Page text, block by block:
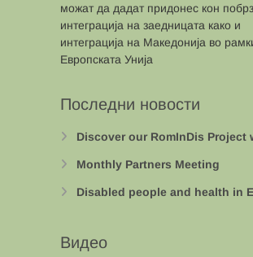
можат да дадат придонес кон
интеграција на заедницата како и
интеграција на Македонија во
Европската Унија
Последни новости
Discover our RomInDis Project
Monthly Partners Meeting
Disabled people and health in
Видео